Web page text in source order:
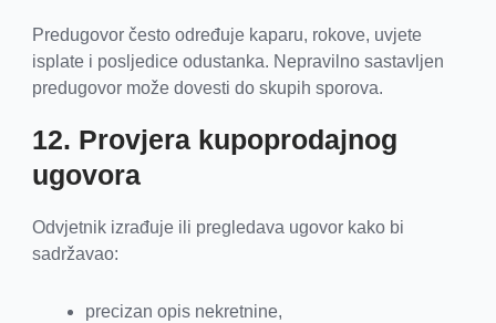
Predugovor često određuje kaparu, rokove, uvjete
isplate i posljedice odustanka. Nepravilno sastavljen
predugovor može dovesti do skupih sporova.
12. Provjera kupoprodajnog
ugovora
Odvjetnik izrađuje ili pregledava ugovor kako bi
sadržavao:
precizan opis nekretnine,